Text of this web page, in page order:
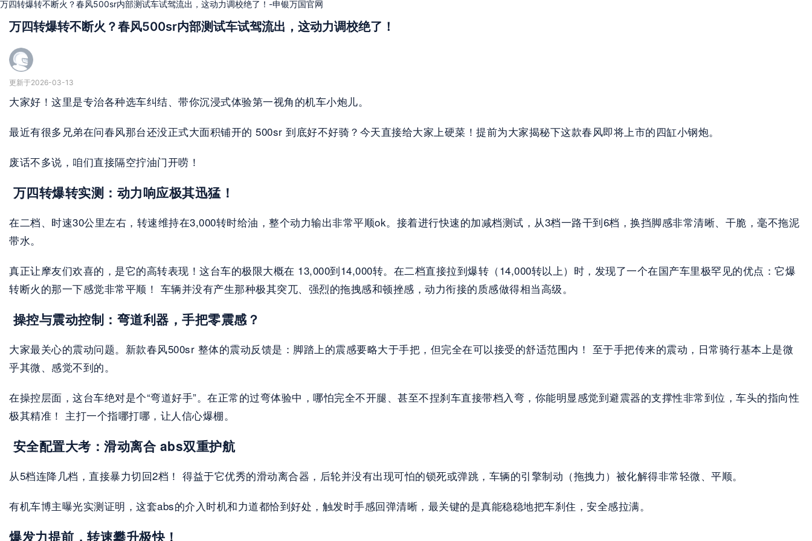
万四转爆转不断火？春风500sr内部测试车试驾流出，这动力调校绝了！-申银万国官网
万四转爆转不断火？春风500sr内部测试车试驾流出，这动力调校绝了！
更新于2026-03-13
大家好！这里是专治各种选车纠结、带你沉浸式体验第一视角的机车小炮儿。
最近有很多兄弟在问春风那台还没正式大面积铺开的 500sr 到底好不好骑？今天直接给大家上硬菜！提前为大家揭秘下这款春风即将上市的四缸小钢炮。
废话不多说，咱们直接隔空拧油门开唠！
万四转爆转实测：动力响应极其迅猛！
在二档、时速30公里左右，转速维持在3,000转时给油，整个动力输出非常平顺ok。接着进行快速的加减档测试，从3档一路干到6档，换挡脚感非常清晰、干脆，毫不拖泥
带水。
真正让摩友们欢喜的，是它的高转表现！这台车的极限大概在 13,000到14,000转。在二档直接拉到爆转（14,000转以上）时，发现了一个在国产车里极罕见的优点：它爆
转断火的那一下感觉非常平顺！ 车辆并没有产生那种极其突兀、强烈的拖拽感和顿挫感，动力衔接的质感做得相当高级。
操控与震动控制：弯道利器，手把零震感？
大家最关心的震动问题。新款春风500sr 整体的震动反馈是：脚踏上的震感要略大于手把，但完全在可以接受的舒适范围内！ 至于手把传来的震动，日常骑行基本上是微
乎其微、感觉不到的。
在操控层面，这台车绝对是个“弯道好手”。在正常的过弯体验中，哪怕完全不开腿、甚至不捏刹车直接带档入弯，你能明显感觉到避震器的支撑性非常到位，车头的指向性
极其精准！ 主打一个指哪打哪，让人信心爆棚。
安全配置大考：滑动离合 abs双重护航
从5档连降几档，直接暴力切回2档！ 得益于它优秀的滑动离合器，后轮并没有出现可怕的锁死或弹跳，车辆的引擎制动（拖拽力）被化解得非常轻微、平顺。
有机车博主曝光实测证明，这套abs的介入时机和力道都恰到好处，触发时手感回弹清晰，最关键的是真能稳稳地把车刹住，安全感拉满。
爆发力提前，转速攀升极快！